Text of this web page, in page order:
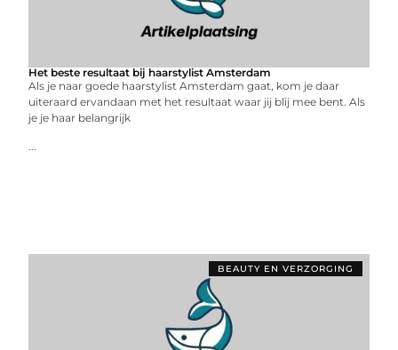
Het beste resultaat bij haarstylist Amsterdam
Als je naar goede haarstylist Amsterdam gaat, kom je daar
uiteraard ervandaan met het resultaat waar jij blij mee bent. Als
je je haar belangrijk
...
BEAUTY EN VERZORGING